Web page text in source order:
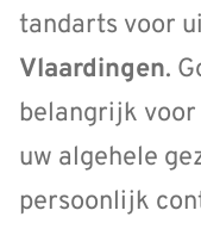
tandarts voor
Vlaardingen.
belangrijk voor
uw algehele
persoonlijk